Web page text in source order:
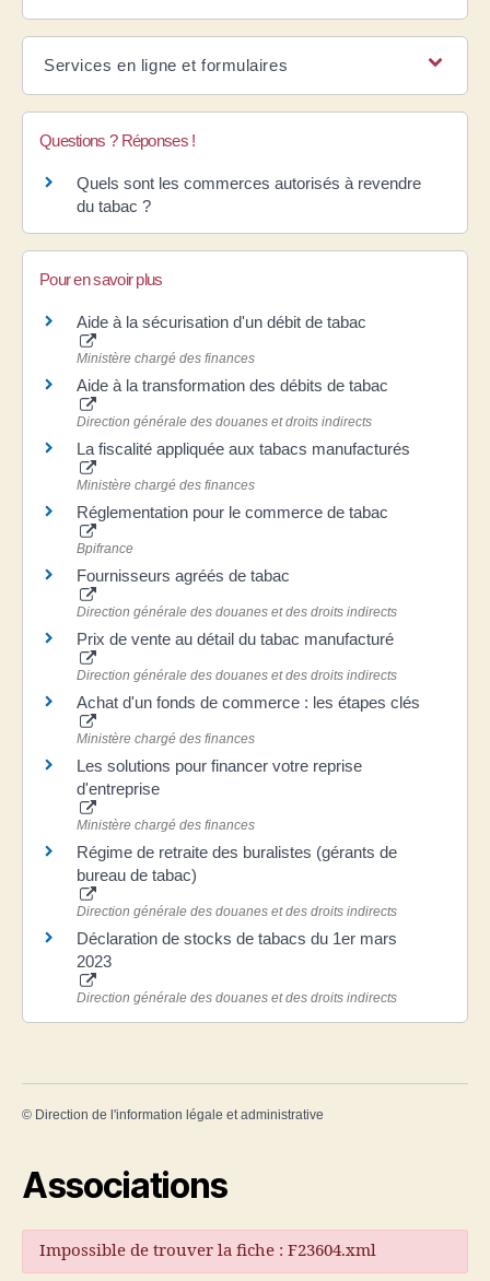
Services en ligne et formulaires
Questions ? Réponses !
Quels sont les commerces autorisés à revendre
du tabac ?
Pour en savoir plus
Aide à la sécurisation d'un débit de tabac
Ministère chargé des finances
Aide à la transformation des débits de tabac
Direction générale des douanes et droits indirects
La fiscalité appliquée aux tabacs manufacturés
Ministère chargé des finances
Réglementation pour le commerce de tabac
Bpifrance
Fournisseurs agréés de tabac
Direction générale des douanes et des droits indirects
Prix de vente au détail du tabac manufacturé
Direction générale des douanes et des droits indirects
Achat d'un fonds de commerce : les étapes clés
Ministère chargé des finances
Les solutions pour financer votre reprise
d'entreprise
Ministère chargé des finances
Régime de retraite des buralistes (gérants de
bureau de tabac)
Direction générale des douanes et des droits indirects
Déclaration de stocks de tabacs du 1er mars
2023
Direction générale des douanes et des droits indirects
© Direction de l'information légale et administrative
Associations
Impossible de trouver la fiche : F23604.xml